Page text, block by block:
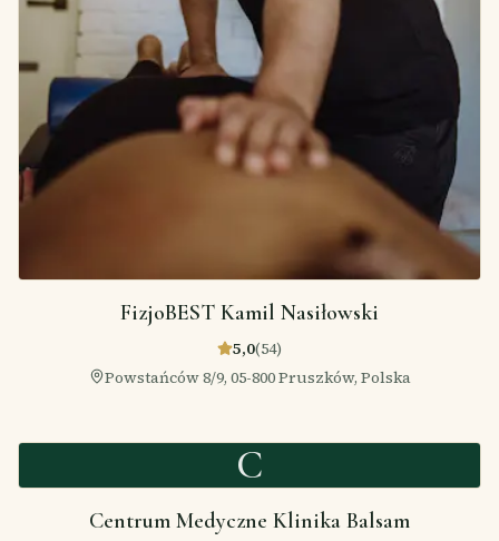
FizjoBEST Kamil Nasiłowski
5,0(54)
Powstańców 8/9, 05-800 Pruszków, Polska
C
Centrum Medyczne Klinika Balsam